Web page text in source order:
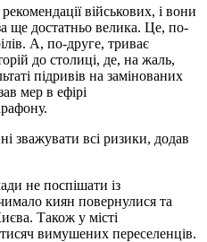
військових, і вони
ще достатньо велика. Це, по-
А, по-друге, триває
до столиці, де, на жаль,
підривів на замінованих
мер в ефірі
зважувати всі ризики, додав
не поспішати із
киян повернулися та
Також у місті
вимушених переселенців.